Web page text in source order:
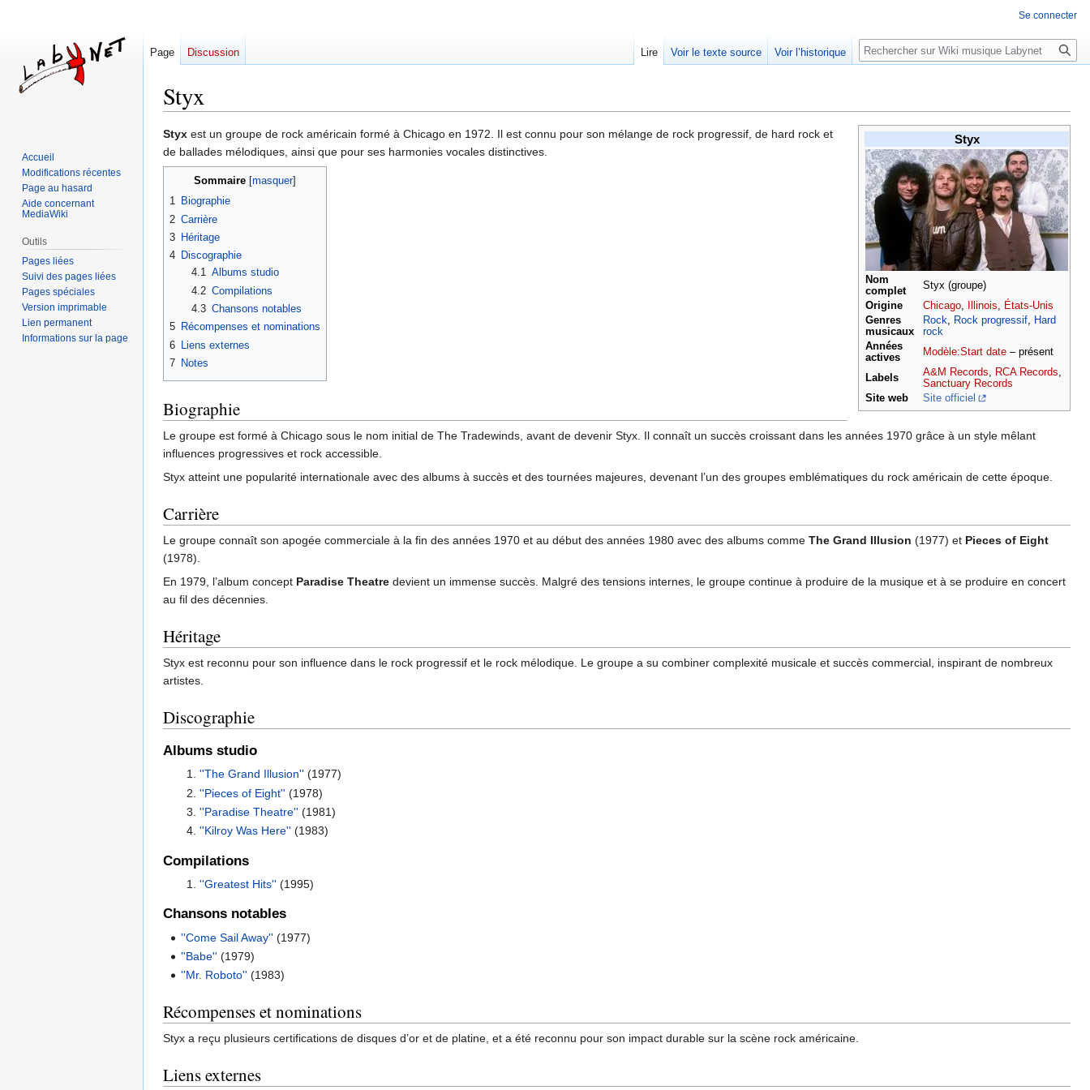
Styx
Aller
à
la
navigation
Aller
à
la
recherche
Styx
Nom
complet
Styx (groupe)
Origine
Chicago, Illinois, États-Unis
Genres
musicaux
Rock, Rock progressif, Hard
rock
Années
actives
Modèle:Start date – présent
Labels A&M Records, RCA Records,
Sanctuary Records
Site web
Site officiel
Styx est un groupe de rock américain formé à Chicago en 1972. Il est connu pour son mélange de rock progressif, de hard rock et
de ballades mélodiques, ainsi que pour ses harmonies vocales distinctives.
Sommaire
1 Biographie
2 Carrière
3 Héritage
4 Discographie
4.1 Albums studio
4.2 Compilations
4.3 Chansons notables
5 Récompenses et nominations
6 Liens externes
7 Notes
Biographie
Le groupe est formé à Chicago sous le nom initial de The Tradewinds, avant de devenir Styx. Il connaît un succès croissant dans les années 1970 grâce à un style mêlant
influences progressives et rock accessible.
Styx atteint une popularité internationale avec des albums à succès et des tournées majeures, devenant l’un des groupes emblématiques du rock américain de cette époque.
Carrière
Le groupe connaît son apogée commerciale à la fin des années 1970 et au début des années 1980 avec des albums comme The Grand Illusion (1977) et Pieces of Eight
(1978).
En 1979, l’album concept Paradise Theatre devient un immense succès. Malgré des tensions internes, le groupe continue à produire de la musique et à se produire en concert
au fil des décennies.
Héritage
Styx est reconnu pour son influence dans le rock progressif et le rock mélodique. Le groupe a su combiner complexité musicale et succès commercial, inspirant de nombreux
artistes.
Discographie
Albums studio
''The Grand Illusion'' (1977)
''Pieces of Eight'' (1978)
''Paradise Theatre'' (1981)
''Kilroy Was Here'' (1983)
Compilations
''Greatest Hits'' (1995)
Chansons notables
''Come Sail Away'' (1977)
''Babe'' (1979)
''Mr. Roboto'' (1983)
Récompenses et nominations
Styx a reçu plusieurs certifications de disques d’or et de platine, et a été reconnu pour son impact durable sur la scène rock américaine.
Liens externes
Se connecter
Page Discussion Lire Voir le texte source Voir l’historique Rechercher
Accueil
Modifications récentes
Page au hasard
Aide concernant
MediaWiki
Outils
Pages liées
Suivi des pages liées
Pages spéciales
Version imprimable
Lien permanent
Informations sur la page